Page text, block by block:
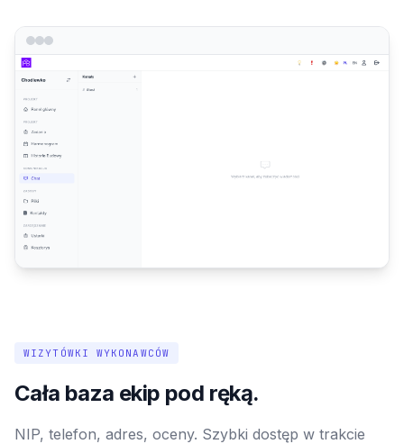
WIZYTÓWKI WYKONAWCÓW
Cała baza ekip pod ręką.
NIP, telefon, adres, oceny. Szybki dostęp w trakcie